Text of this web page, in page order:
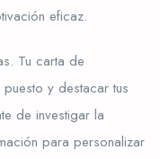
eficaz.
Tu carta de
y destacar tus
de investigar la
para personalizar